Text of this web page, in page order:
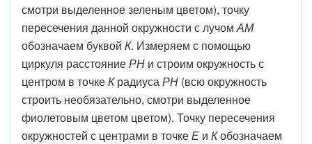
смотри выделенное зеленым цветом), точку
пересечения данной окружности с лучомАМ
обозначаем буквой К. Измеряем с помощью
циркуля расстояниеРН и строим окружность с
центром в точкеКрадиусаРН (всю окружность
строить необязательно, смотри выделенное
фиолетовым цветом цветом). Точку пересечения
окружностей с центрами в точкеЕ и Кобозначаем